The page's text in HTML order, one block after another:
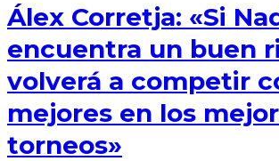
Álex Corretja: «Si
encuentra un buen
volverá a competir
mejores en los
torneos»